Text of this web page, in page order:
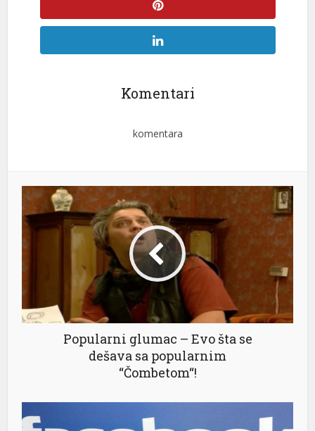
Komentari
komentara
Popularni glumac – Evo šta se
dešava sa popularnim
“Čombetom“!